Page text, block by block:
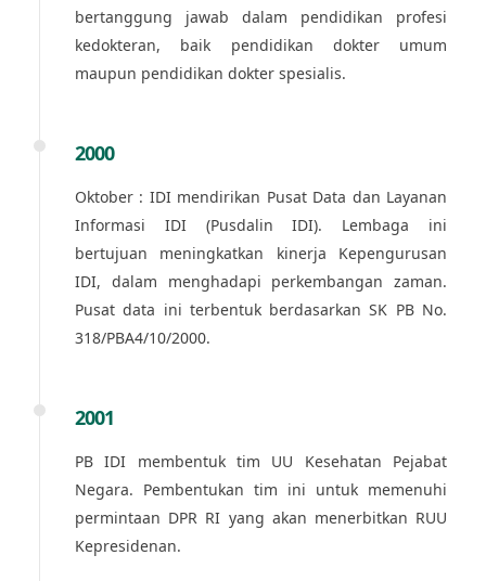
bertanggung jawab dalam pendidikan profesi
kedokteran, baik pendidikan dokter umum
maupun pendidikan dokter spesialis.
2000
Oktober : IDI mendirikan Pusat Data dan Layanan
Informasi IDI (Pusdalin IDI). Lembaga ini
bertujuan meningkatkan kinerja Kepengurusan
IDI, dalam menghadapi perkembangan zaman.
Pusat data ini terbentuk berdasarkan SK PB No.
318/PBA4/10/2000.
2001
PB IDI membentuk tim UU Kesehatan Pejabat
Negara. Pembentukan tim ini untuk memenuhi
permintaan DPR RI yang akan menerbitkan RUU
Kepresidenan.